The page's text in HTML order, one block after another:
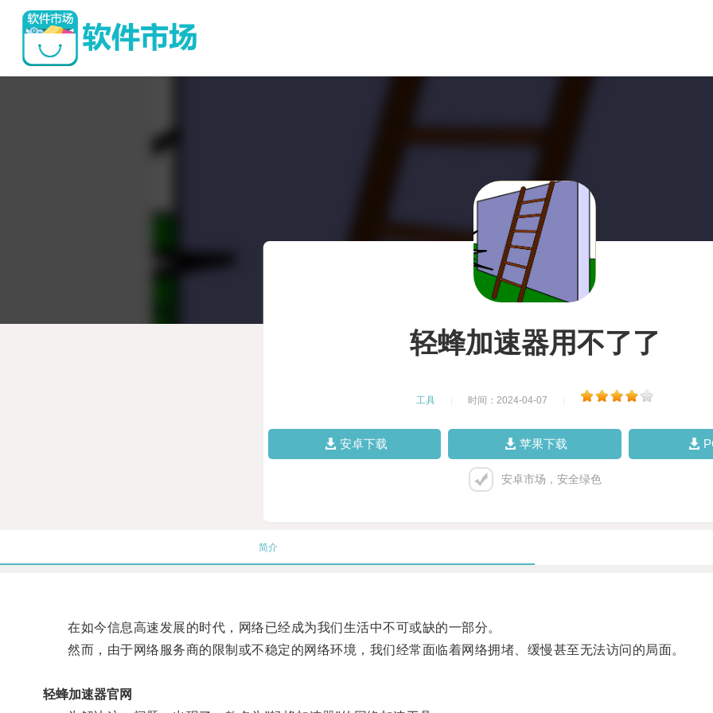
轻蜂加速器用不了了
工具 时间：2024-04-07
安卓下载 苹果下载
安卓市场，安全绿色
简介
在如今信息高速发展的时代，网络已经成为我们生活中不可或缺的一部分。
然而，由于网络服务商的限制或不稳定的网络环境，我们经常面临着网络拥堵、缓慢甚至无法访问的局面。
轻蜂加速器官网